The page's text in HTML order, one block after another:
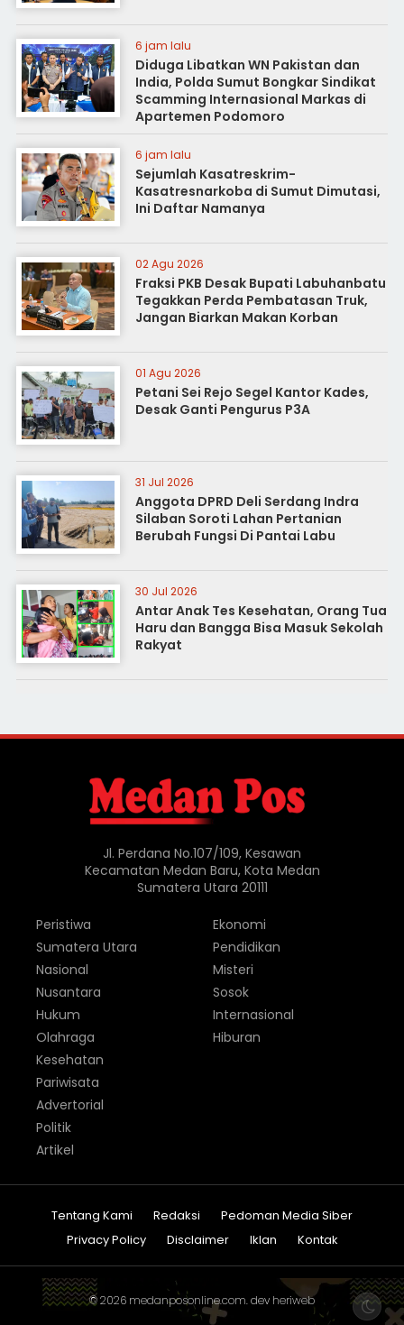
6 jam lalu
Diduga Libatkan WN Pakistan dan
India, Polda Sumut Bongkar Sindikat
Scamming Internasional Markas di
Apartemen Podomoro
6 jam lalu
Sejumlah Kasatreskrim-
Kasatresnarkoba di Sumut Dimutasi,
Ini Daftar Namanya
02 Agu 2026
Fraksi PKB Desak Bupati Labuhanbatu
Tegakkan Perda Pembatasan Truk,
Jangan Biarkan Makan Korban
01 Agu 2026
Petani Sei Rejo Segel Kantor Kades,
Desak Ganti Pengurus P3A
31 Jul 2026
Anggota DPRD Deli Serdang Indra
Silaban Soroti Lahan Pertanian
Berubah Fungsi Di Pantai Labu
30 Jul 2026
Antar Anak Tes Kesehatan, Orang Tua
Haru dan Bangga Bisa Masuk Sekolah
Rakyat
Jl. Perdana No.107/109, Kesawan
Kecamatan Medan Baru, Kota Medan
Sumatera Utara 20111
Peristiwa
Sumatera Utara
Nasional
Nusantara
Hukum
Olahraga
Ekonomi
Pendidikan
Misteri
Sosok
Internasional
Hiburan
Kesehatan
Pariwisata
Advertorial
Politik
Artikel
Tentang Kami Redaksi
Pedoman Media Siber
Privacy Policy
Disclaimer Iklan Kontak
© 2026 medanposonline.com. dev heriweb